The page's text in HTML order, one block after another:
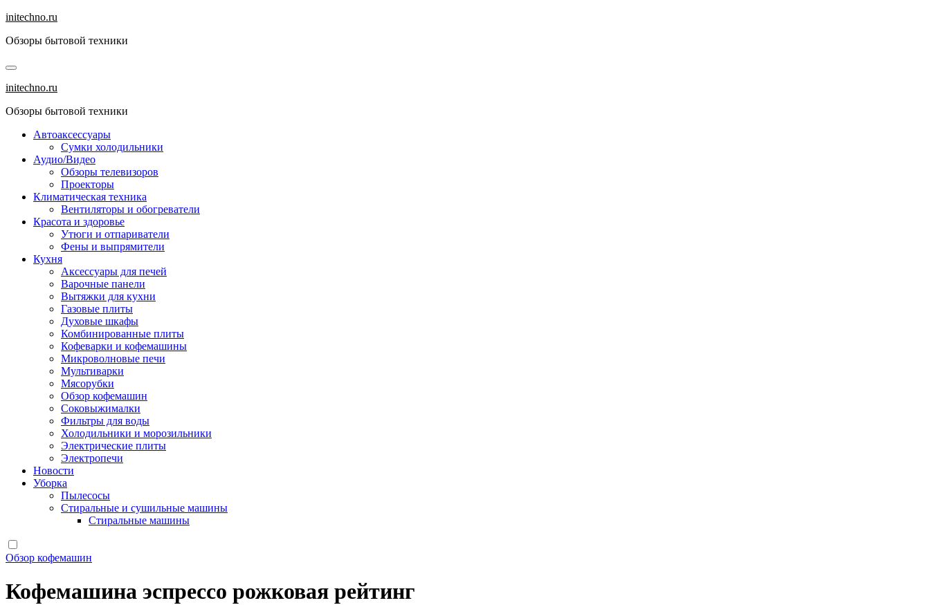
Перейти
содержанию
initechno.ru
Обзоры бытовой техники
initechno.ru
Обзоры бытовой техники
Автоаксессуары
Сумки холодильники
Аудио/Видео
Обзоры телевизоров
Проекторы
Климатическая техника
Вентиляторы и обогреватели
Красота и здоровье
Утюги и отпариватели
Фены и выпрямители
Кухня
Аксессуары для печей
Варочные панели
Вытяжки для кухни
Газовые плиты
Духовые шкафы
Комбинированные плиты
Кофеварки и кофемашины
Микроволновые печи
Мультиварки
Мясорубки
Обзор кофемашин
Соковыжималки
Фильтры для воды
Холодильники и морозильники
Электрические плиты
Электропечи
Новости
Уборка
Пылесосы
Стиральные и сушильные машины
Стиральные машины
Обзор кофемашин
Кофемашина эспрессо рожковая рейтинг